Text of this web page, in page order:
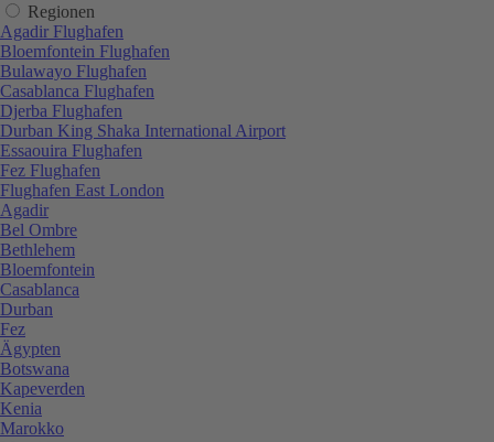
Regionen
Agadir Flughafen
Bloemfontein Flughafen
Bulawayo Flughafen
Casablanca Flughafen
Djerba Flughafen
Durban King Shaka International Airport
Essaouira Flughafen
Fez Flughafen
Flughafen East London
Agadir
Bel Ombre
Bethlehem
Bloemfontein
Casablanca
Durban
Fez
Ägypten
Botswana
Kapeverden
Kenia
Marokko